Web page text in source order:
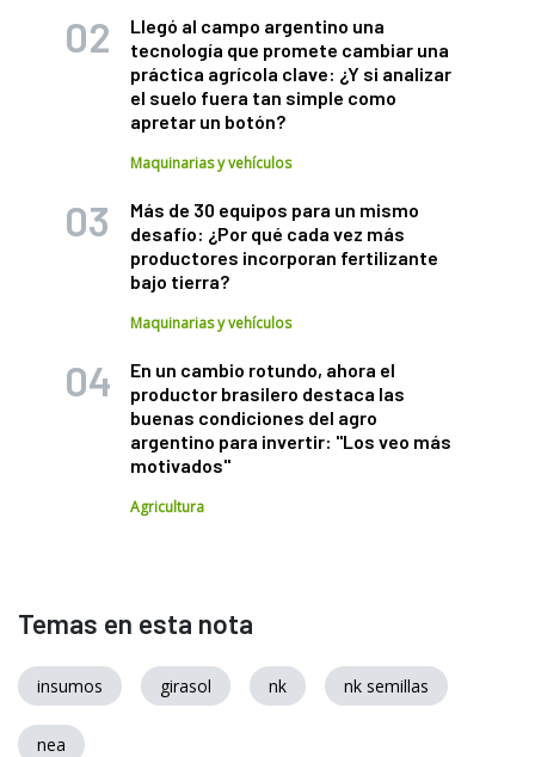
Llegó al campo argentino una
tecnología que promete cambiar una
práctica agrícola clave: ¿Y si analizar
el suelo fuera tan simple como
apretar un botón?
Maquinarias y vehículos
Más de 30 equipos para un mismo
desafío: ¿Por qué cada vez más
productores incorporan fertilizante
bajo tierra?
Maquinarias y vehículos
En un cambio rotundo, ahora el
productor brasilero destaca las
buenas condiciones del agro
argentino para invertir: "Los veo más
motivados"
Agricultura
Temas en esta nota
insumos girasol nk nk semillas
nea